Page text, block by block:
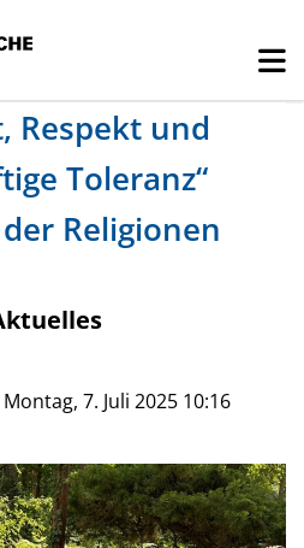
Respekt und
Toleranz“
Religionen
7. Juli 2025 10:16